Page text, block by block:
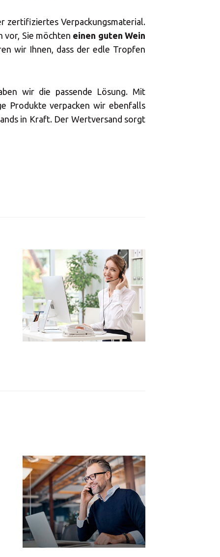
zertifiziertes Verpackungsmaterial.
vor, Sie möchten einen guten Wein
wir Ihnen, dass der edle Tropfen
wir die passende Lösung. Mit
Produkte verpacken wir ebenfalls
in Kraft. Der Wertversand sorgt
×
Europe
ROW